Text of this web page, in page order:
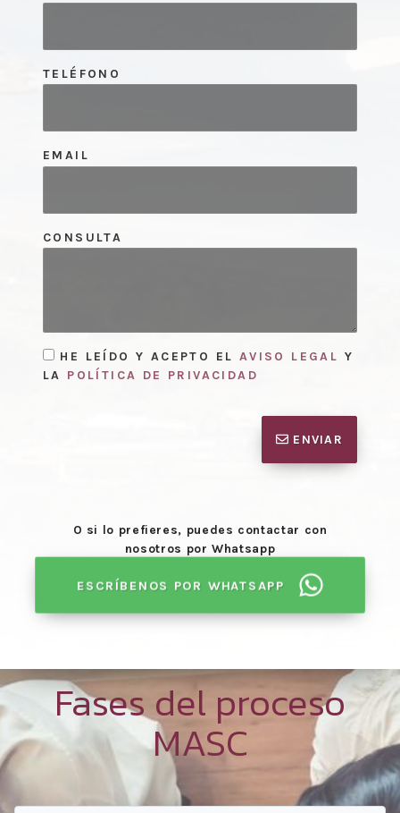
TELÉFONO
EMAIL
CONSULTA
HE LEÍDO Y ACEPTO EL AVISO LEGAL Y
LA POLÍTICA DE PRIVACIDAD
ENVIAR
O si lo prefieres, puedes contactar con
nosotros por Whatsapp
ESCRÍBENOS POR WHATSAPP
Fases del proceso
MASC